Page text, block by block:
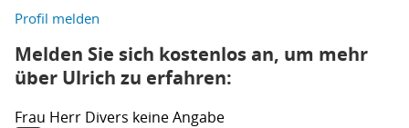
Profil melden
Melden Sie sich kostenlos an, um mehr
über Ulrich zu erfahren:
Frau Herr Divers keine Angabe